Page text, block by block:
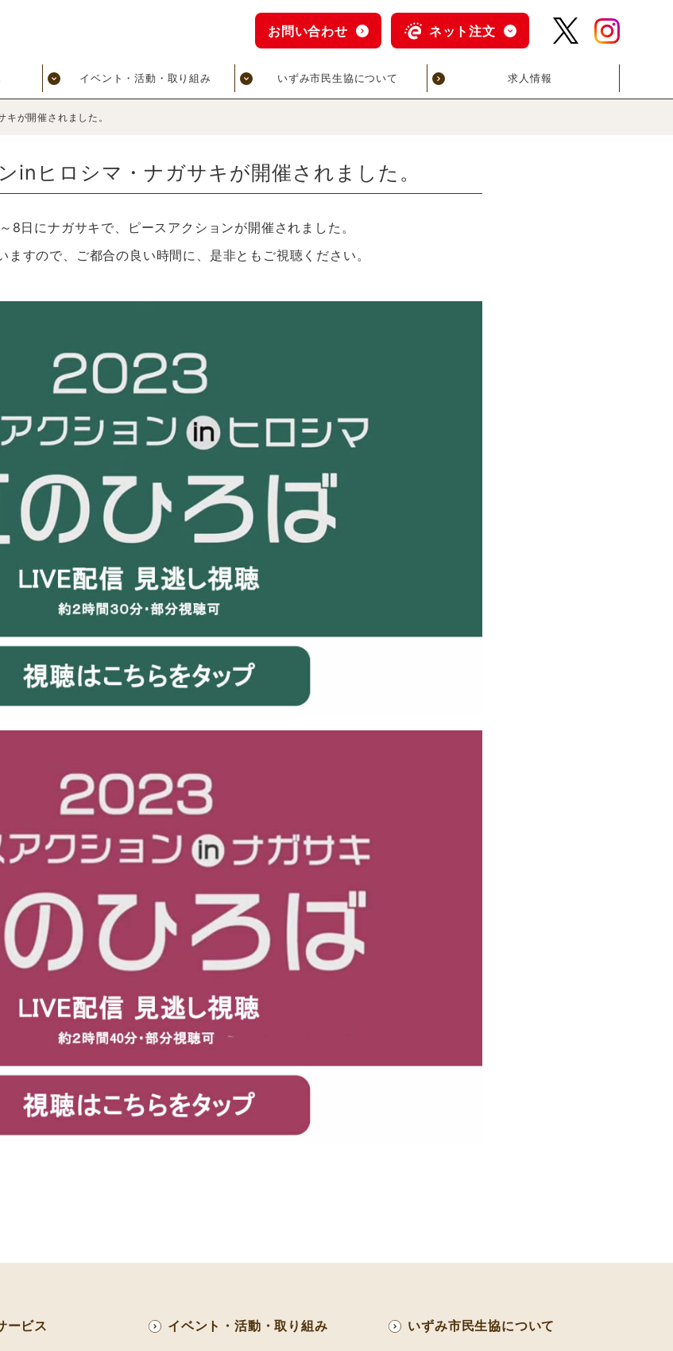
イベント・活動・取り組み いずみ市民生協について 求人情報
お問い合わせ ネット注文
が開催されました。
inヒロシマ・ナガサキが開催されました。
8日にナガサキで、ピースアクションが開催されました。
すので、ご都合の良い時間に、是非ともご視聴ください。
ービス イベント・活動・取り組み いずみ市民生協について